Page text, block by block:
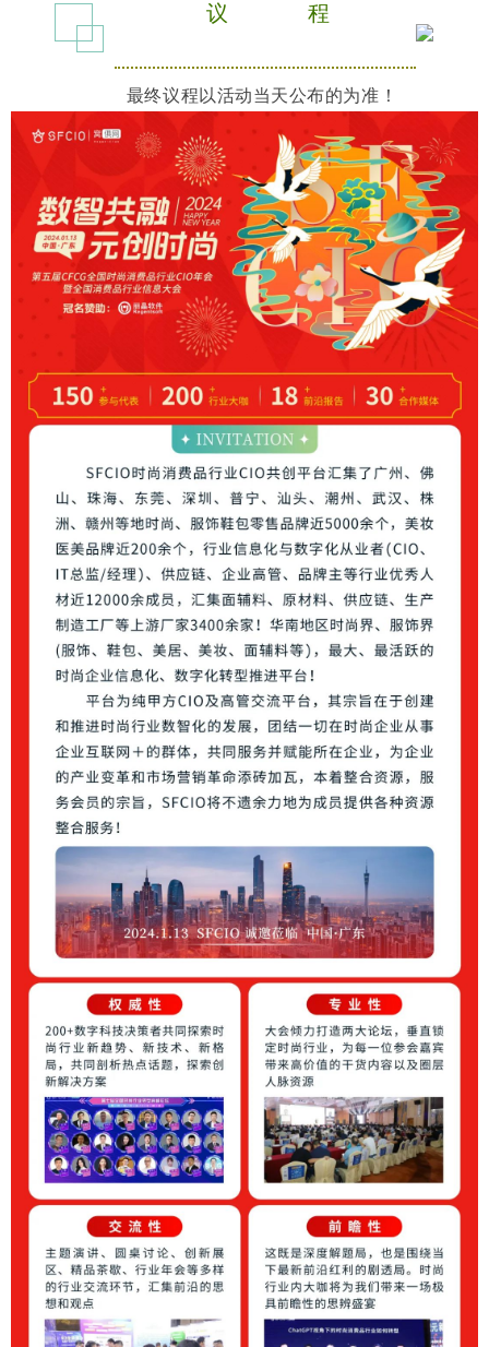
议 程
最终议程以活动当天公布的为准！